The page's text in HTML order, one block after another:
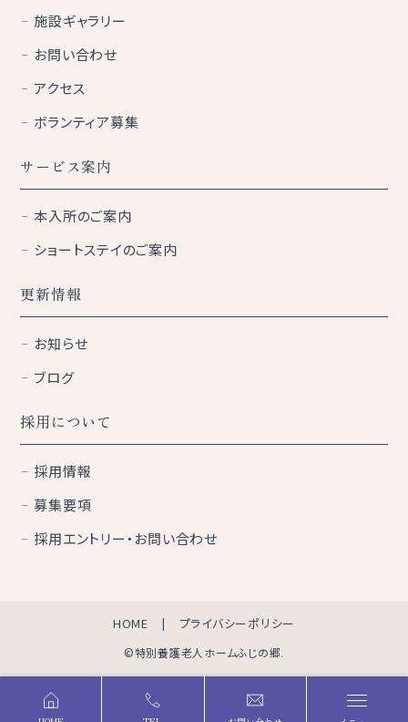
施設ギャラリー
お問い合わせ
アクセス
ボランティア募集
サービス案内
本入所のご案内
ショートステイのご案内
更新情報
お知らせ
ブログ
採用について
採用情報
募集要項
採用エントリー・お問い合わせ
HOME プライバシーポリシー
©特別養護老人ホームふじの郷.